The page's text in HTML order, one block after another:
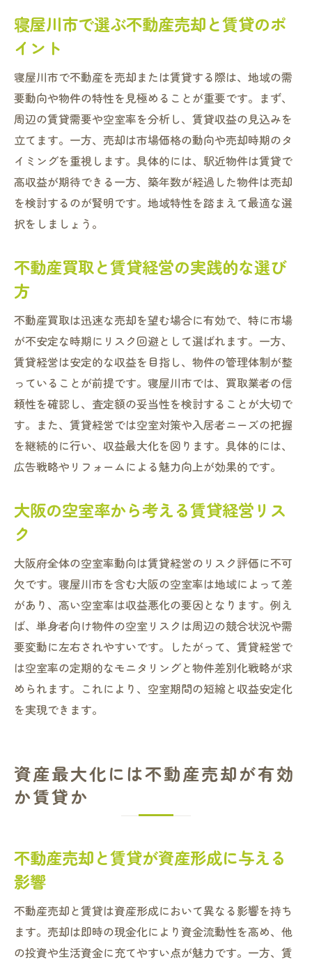
不動産売却と賃貸収入の利益構造を解説
寝屋川市で収益最大化する選択肢を探る
見える賃貸経営が収益拡大に貢献する理由
不動産売却における賃貸活用の可能性
空室率や価格変動から読み解く賃貸と売却
大阪の空室率データを活用した賃貸戦略
寝屋川市の不動産価格変動と売却判断
不動産売却と賃貸経営の市場リスク分析
不動産買取と賃貸の価格変動対策を解説
寝屋川市で資産を守るための最適な選択法
不動産売却と賃貸経営の資産保全策を紹介
寝屋川市で選ぶべき賃貸活用と売却戦略
不動産売却によるリスクヘッジの方法
大阪市ワンルーム空室率を考慮した資産運
用
見える賃貸経営で安定した資産維持を実現
寝屋川市で選ぶ不動産売却と賃貸のポ
イント
寝屋川市で不動産を売却または賃貸する際は、地域の需
要動向や物件の特性を見極めることが重要です。まず、
周辺の賃貸需要や空室率を分析し、賃貸収益の見込みを
立てます。一方、売却は市場価格の動向や売却時期のタ
イミングを重視します。具体的には、駅近物件は賃貸で
高収益が期待できる一方、築年数が経過した物件は売却
を検討するのが賢明です。地域特性を踏まえて最適な選
択をしましょう。
不動産買取と賃貸経営の実践的な選び
方
不動産買取は迅速な売却を望む場合に有効で、特に市場
が不安定な時期にリスク回避として選ばれます。一方、
賃貸経営は安定的な収益を目指し、物件の管理体制が整
っていることが前提です。寝屋川市では、買取業者の信
頼性を確認し、査定額の妥当性を検討することが大切で
す。また、賃貸経営では空室対策や入居者ニーズの把握
を継続的に行い、収益最大化を図ります。具体的には、
広告戦略やリフォームによる魅力向上が効果的です。
大阪の空室率から考える賃貸経営リス
ク
大阪府全体の空室率動向は賃貸経営のリスク評価に不可
欠です。寝屋川市を含む大阪の空室率は地域によって差
があり、高い空室率は収益悪化の要因となります。例え
ば、単身者向け物件の空室リスクは周辺の競合状況や需
要変動に左右されやすいです。したがって、賃貸経営で
は空室率の定期的なモニタリングと物件差別化戦略が求
められます。これにより、空室期間の短縮と収益安定化
を実現できます。
資産最大化には不動産売却が有効
か賃貸か
不動産売却と賃貸が資産形成に与える
影響
不動産売却と賃貸は資産形成において異なる影響を持ち
ます。売却は即時の現金化により資金流動性を高め、他
の投資や生活資金に充てやすい点が魅力です。一方、賃